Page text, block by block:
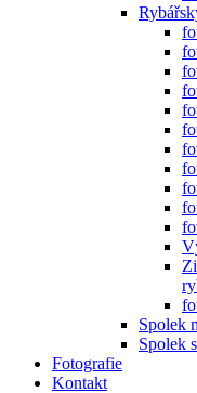
Spolek
Spolek
Fotografie
Kontakt